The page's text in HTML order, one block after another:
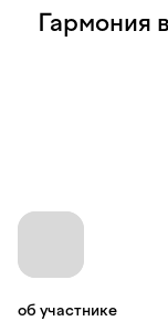
Гармония
об участнике